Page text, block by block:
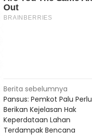
Navigasi
pos
Berita sebelumnya
Pansus: Pemkot Palu Perlu
Berikan Kejelasan Hak
Keperdataan Lahan
Terdampak Bencana